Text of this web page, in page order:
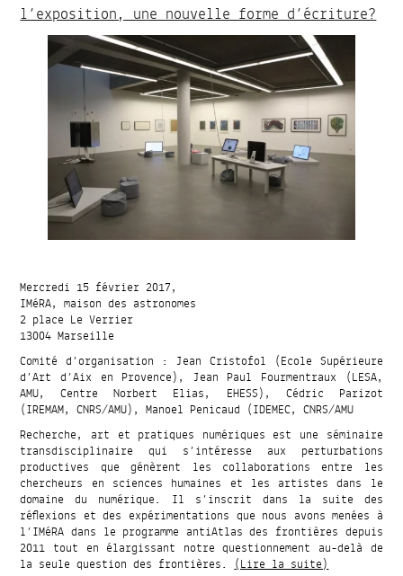
l’exposition, une nouvelle forme d’écriture?
Mercredi 15 février 2017,
IMéRA, maison des astronomes
2 place Le Verrier
13004 Marseille
Comité d’organisation : Jean Cristofol (Ecole Supérieure
d’Art d’Aix en Provence), Jean Paul Fourmentraux (LESA,
AMU, Centre Norbert Elias, EHESS), Cédric Parizot
(IREMAM, CNRS/AMU), Manoel Penicaud (IDEMEC, CNRS/AMU
Recherche, art et pratiques numériques est une séminaire
transdisciplinaire qui s’intéresse aux perturbations
productives que génèrent les collaborations entre les
chercheurs en sciences humaines et les artistes dans le
domaine du numérique. Il s’inscrit dans la suite des
réflexions et des expérimentations que nous avons menées à
l’IMéRA dans le programme antiAtlas des frontières depuis
2011 tout en élargissant notre questionnement au-delà de
la seule question des frontières.(Lire la suite)